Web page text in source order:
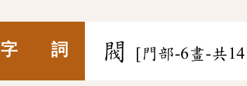
字 詞 閥 [門部-6畫-共